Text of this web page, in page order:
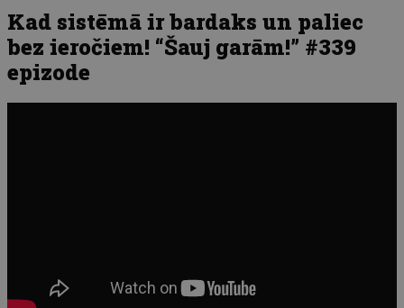
Kad sistēmā ir bardaks un paliec
bez ieročiem! “Šauj garām!” #339
epizode